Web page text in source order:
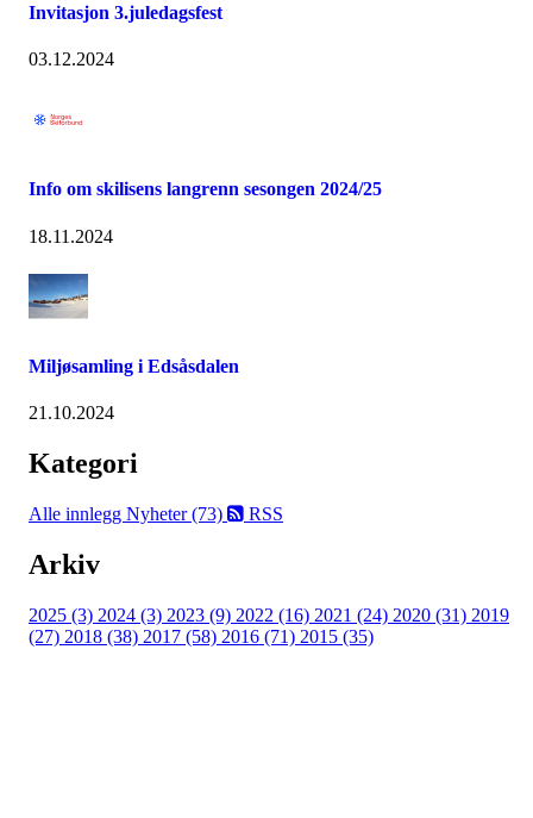
Invitasjon 3.juledagsfest
03.12.2024
Info om skilisens langrenn sesongen 2024/25
18.11.2024
Miljøsamling i Edsåsdalen
21.10.2024
Kategori
Alle innlegg Nyheter (73) RSS
Arkiv
2025 (3) 2024 (3) 2023 (9) 2022 (16) 2021 (24) 2020 (31) 2019
(27) 2018 (38) 2017 (58) 2016 (71) 2015 (35)